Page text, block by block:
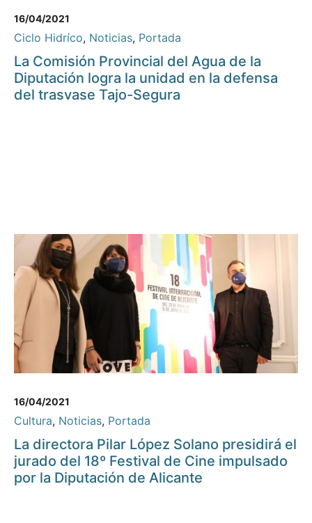
16/04/2021
Ciclo Hidríco, Noticias, Portada
La Comisión Provincial del Agua de la
Diputación logra la unidad en la defensa
del trasvase Tajo-Segura
16/04/2021
Cultura, Noticias, Portada
La directora Pilar López Solano presidirá el
jurado del 18º Festival de Cine impulsado
por la Diputación de Alicante